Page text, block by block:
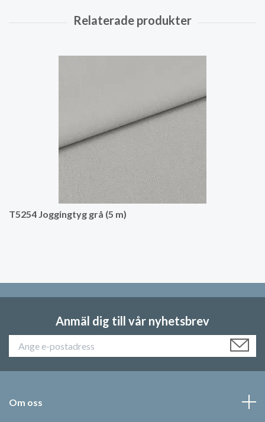
T5254 Joggingtyg grå (5 m)
Anmäl dig till vår nyhetsbrev
Om oss